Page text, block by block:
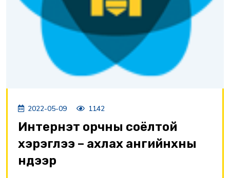
2022-05-09 1142
Интернэт орчны соёлтой
хэрэглээ – ахлах ангийнхны
нүдээр